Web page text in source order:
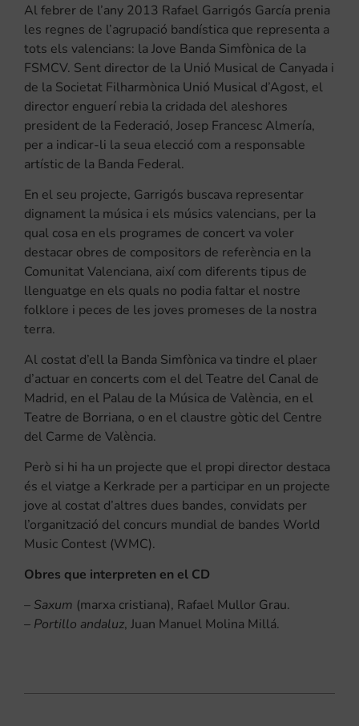
Al febrer de l’any 2013 Rafael Garrigós García prenia
les regnes de l’agrupació bandística que representa a
tots els valencians: la Jove Banda Simfònica de la
FSMCV. Sent director de la Unió Musical de Canyada i
de la Societat Filharmònica Unió Musical d’Agost, el
director enguerí rebia la cridada del aleshores
president de la Federació, Josep Francesc Almería,
per a indicar-li la seua elecció com a responsable
artístic de la Banda Federal.
En el seu projecte, Garrigós buscava representar
dignament la música i els músics valencians, per la
qual cosa en els programes de concert va voler
destacar obres de compositors de referència en la
Comunitat Valenciana, així com diferents tipus de
llenguatge en els quals no podia faltar el nostre
folklore i peces de les joves promeses de la nostra
terra.
Al costat d’ell la Banda Simfònica va tindre el plaer
d’actuar en concerts com el del Teatre del Canal de
Madrid, en el Palau de la Música de València, en el
Teatre de Borriana, o en el claustre gòtic del Centre
del Carme de València.
Però si hi ha un projecte que el propi director destaca
és el viatge a Kerkrade per a participar en un projecte
jove al costat d’altres dues bandes, convidats per
l’organització del concurs mundial de bandes World
Music Contest (WMC).
Obres que interpreten en el CD
–Saxum (marxa cristiana), Rafael Mullor Grau.
– Portillo andaluz, Juan Manuel Molina Millá.